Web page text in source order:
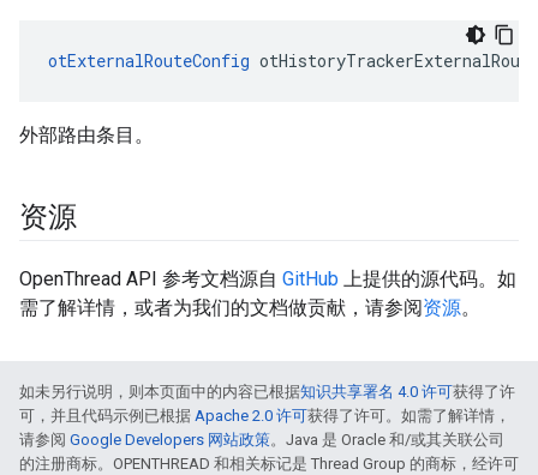
otExternalRouteConfig
外部路由条目。
资源
OpenThread API 参考文档源自 GitHub 上提供的源代码。如
需了解详情，或者为我们的文档做贡献，请参阅资源。
如未另行说明，则本页面中的内容已根据知识共享署名 4.0 许可获得了许
可，并且代码示例已根据 Apache 2.0 许可获得了许可。如需了解详情，
请参阅 Google Developers 网站政策。Java 是 Oracle 和/或其关联公司
的注册商标。OPENTHREAD 和相关标记是 Thread Group 的商标，经许可